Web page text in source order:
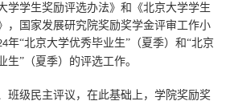
学学生奖励评选办法》和《北京大学学生
，国家发展研究院奖励奖学金评审工作小
4年“北京大学优秀毕业生”（夏季）和“北京
”（夏季）的评选工作。
班级民主评议，在此基础上，学院奖励奖